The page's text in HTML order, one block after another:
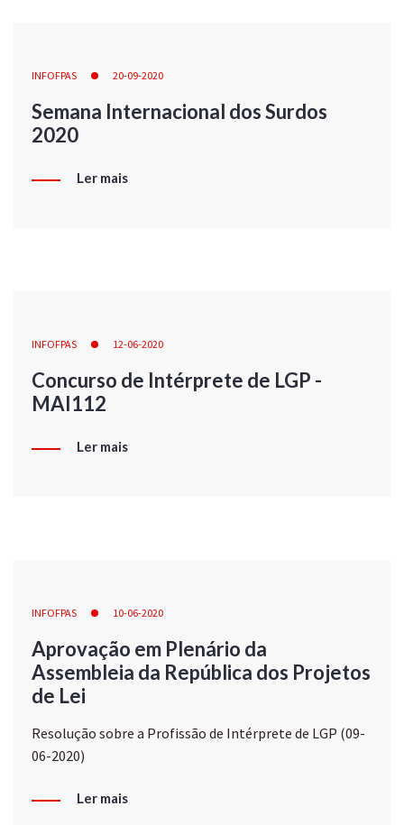
INFOFPAS 20-09-2020
Semana Internacional dos Surdos
2020
Ler mais
INFOFPAS 12-06-2020
Concurso de Intérprete de LGP -
MAI112
Ler mais
INFOFPAS 10-06-2020
Aprovação em Plenário da
Assembleia da República dos Projetos
de Lei
Resolução sobre a Profissão de Intérprete de LGP (09-
06-2020)
Ler mais